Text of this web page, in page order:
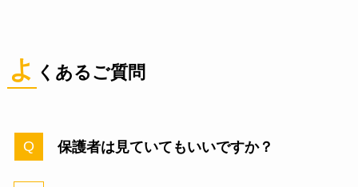
よ くあるご質問
保護者は見ていてもいいですか？